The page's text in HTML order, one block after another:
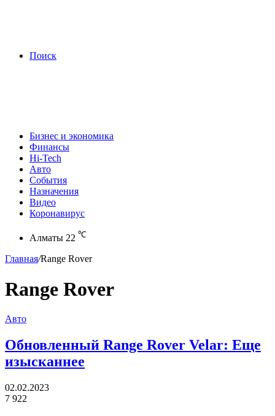
Поиск
Бизнес и экономика
Финансы
Hi-Tech
Авто
События
Назначения
Видео
Коронавирус
Алматы 22 ℃
Главная/Range Rover
Range Rover
Авто
Обновленный Range Rover Velar: Еще
изысканнее
02.02.2023
7 922